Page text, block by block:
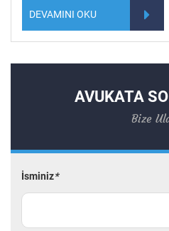
DEVAMINI OKU
AVUKATA
Bize
İsminiz*